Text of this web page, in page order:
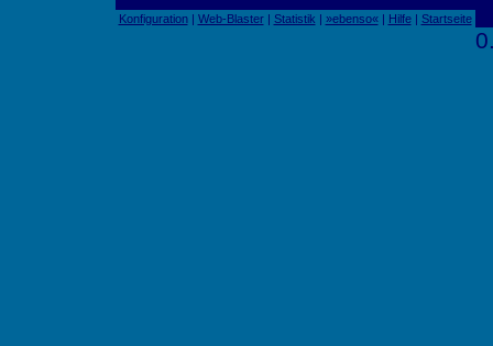
Konfiguration| Web-Blaster| Statistik | »ebenso«| Hilfe| Startseite